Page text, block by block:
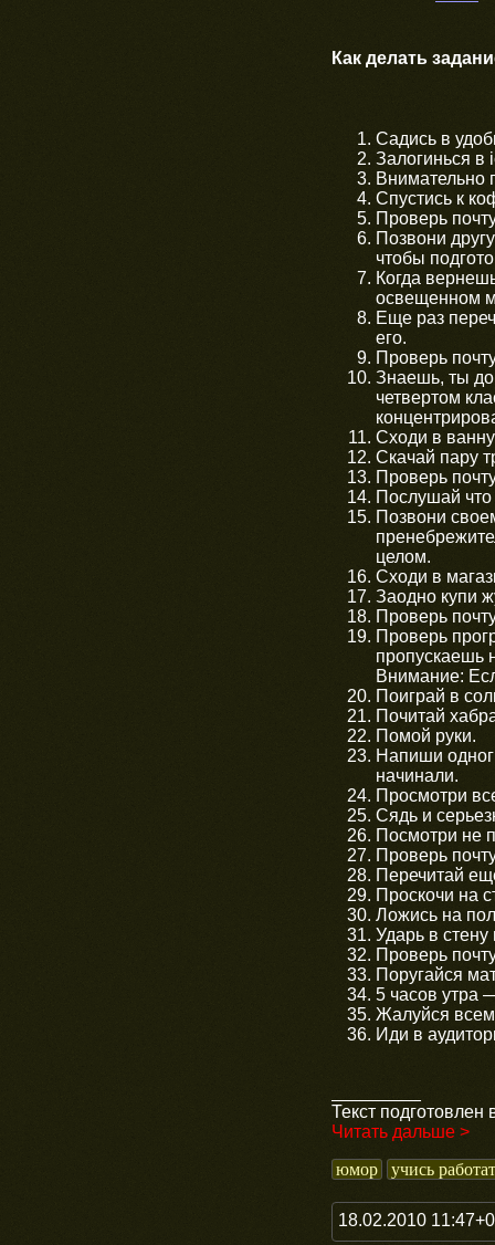
Как делать
Садись в
Залогинься в
Внимательно
Спустись к
Проверь
Позвони
чтобы
Когда
освещенном
Еще раз
его.
Проверь
Знаешь, ты до
четвертом
Сходи в
Скачай пару
Проверь
Послушай что
Позвони
целом.
Сходи в
Заодно купи
Проверь
Проверь
пропускаешь
Внимание:
Поиграй в
Почитай
Помой руки.
Напиши
начинали.
Просмотри
Сядь и
Посмотри не
Проверь
Перечитай
Проскочи на
Ложись на
Ударь в стену
Проверь
Поругайся
5 часов утра
Жалуйся
Иди в
Текст подготовлен
Читать дальше >
юмор
учись
18.02.2010